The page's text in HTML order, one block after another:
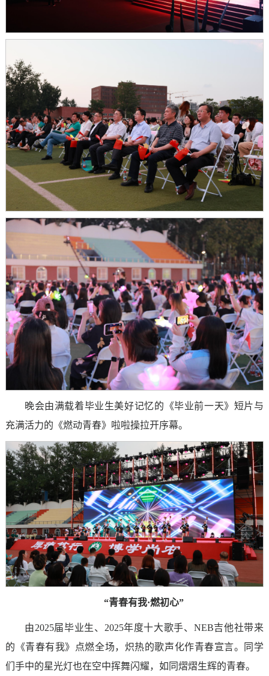
晚会由满载着毕业生美好记忆的《毕业前一天》短片与
充满活力的《燃动青春》啦啦操拉开序幕。
“青春有我·燃初心”
由2025届毕业生、2025年度十大歌手、NEB吉他社带来
的《青春有我》点燃全场，炽热的歌声化作青春宣言。同学
们手中的星光灯也在空中挥舞闪耀，如同熠熠生辉的青春。